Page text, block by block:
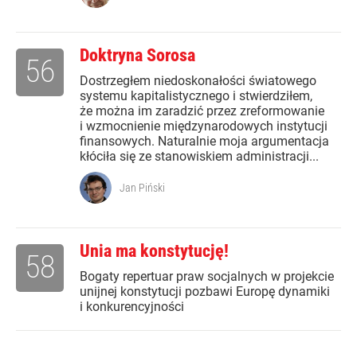
Doktryna Sorosa
Dostrzegłem niedoskonałości światowego
systemu kapitalistycznego i stwierdziłem,
że można im zaradzić przez zreformowanie
i wzmocnienie międzynarodowych instytucji
finansowych. Naturalnie moja argumentacja
kłóciła się ze stanowiskiem administracji...
56
Jan Piński
Unia ma konstytucję!
Bogaty repertuar praw socjalnych w projekcie
unijnej konstytucji pozbawi Europę dynamiki
i konkurencyjności
58